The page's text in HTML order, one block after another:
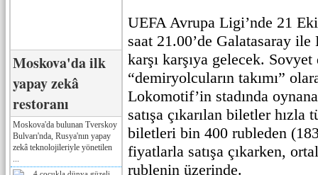
Moskova'da ilk
yapay zekâ
restoranı
Moskova'da bulunan Tverskoy
Bulvarı'nda, Rusya'nın yapay
zekâ teknolojileriyle yönetilen
UEFA Avrupa Ligi’nde 21
saat 21.00’de Galatasaray
karşı karşıya gelecek.
“demiryolcuların takımı”
Lokomotif’in stadında
satışa çıkarılan biletler hızla
biletleri bin 400 rubleden
fiyatlarla satışa çıkarken,
rublenin üzerinde.